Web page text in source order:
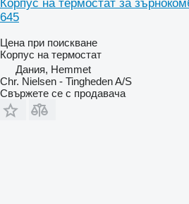
Корпус на термостат за
645
Цена при поискване
Корпус на термостат
Дания, Hemmet
Chr. Nielsen - Tingheden A/S
Свържете се с продавача